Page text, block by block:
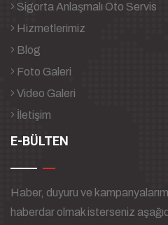
Sigorta Anlaşmalı Oto Servis
Hizmetlerimiz
Blog
Foto Galeri
Video Galeri
İletişim
E-BÜLTEN
Haber, duyuru ve
haberdar olmak isterseniz